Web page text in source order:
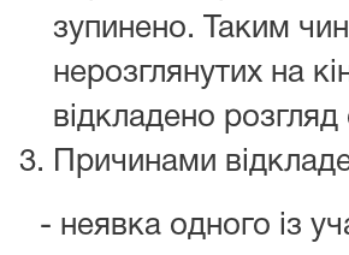
зупинено. Таким
нерозглянутих на
відкладено
Причинами
- неявка одного із